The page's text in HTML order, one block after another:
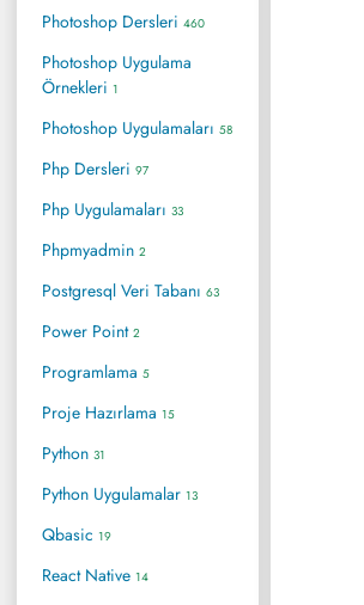
Photoshop Dersleri 460
Photoshop Uygulama
Örnekleri 1
Photoshop Uygulamaları 58
Php Dersleri 97
Php Uygulamaları 33
Phpmyadmin 2
Postgresql Veri Tabanı 63
Power Point 2
Programlama 5
Proje Hazırlama 15
Python 31
Python Uygulamalar 13
Qbasic 19
React Native 14